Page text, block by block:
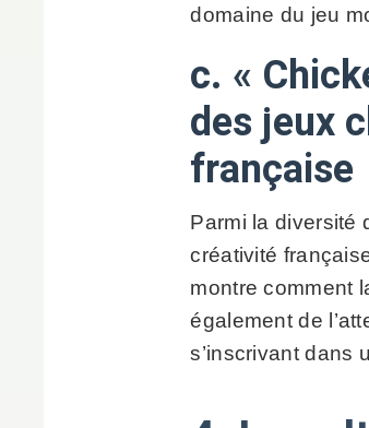
domaine du jeu
c. «
des jeux
française
Parmi la diversité
créativité
montre comment
également de
s’inscrivant dans